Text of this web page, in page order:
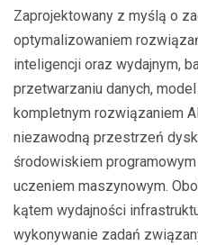
Zaprojektowany z myślą o
optymalizowaniem
inteligencji oraz wydajnym,
przetwarzaniu danych, model
kompletnym rozwiązaniem
niezawodną przestrzeń
środowiskiem
uczeniem maszynowym.
kątem wydajności
wykonywanie zadań